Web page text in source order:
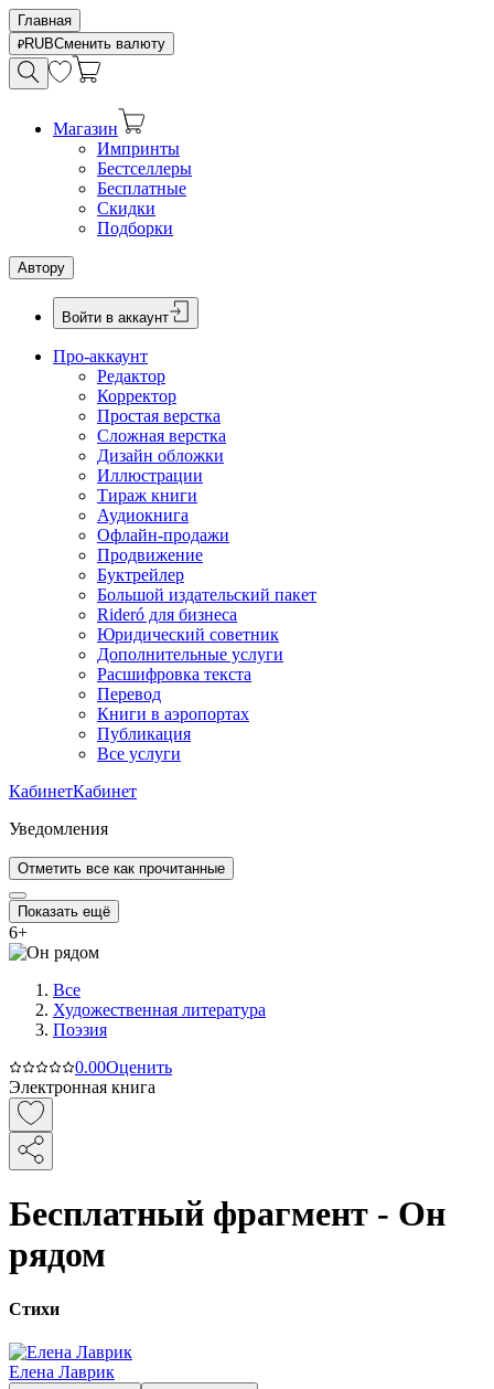
Главная
RUBСменить валюту
Магазин
Импринты
Бестселлеры
Бесплатные
Скидки
Подборки
Автору
Войти в аккаунт
Про-аккаунт
Редактор
Корректор
Простая верстка
Сложная верстка
Дизайн обложки
Иллюстрации
Тираж книги
Аудиокнига
Офлайн-продажи
Продвижение
Буктрейлер
Большой издательский пакет
Rideró для бизнеса
Юридический советник
Дополнительные услуги
Расшифровка текста
Перевод
Книги в аэропортах
Публикация
Все услуги
КабинетКабинет
Уведомления
Отметить все как прочитанные
Показать ещё
6+
Все
Художественная литература
Поэзия
0.00Оценить
Электронная книга
Бесплатный фрагмент - Он
рядом
Стихи
Елена Лаврик